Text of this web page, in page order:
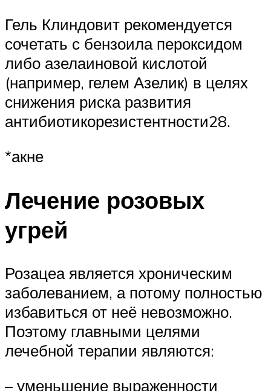
Гель Клиндовит рекомендуется
сочетать с бензоила пероксидом
либо азелаиновой кислотой
(например, гелем Азелик) в целях
снижения риска развития
антибиотикорезистентности28.
*акне
Лечение розовых
угрей
Розацеа является хроническим
заболеванием, а потому полностью
избавиться от неё невозможно.
Поэтому главными целями
лечебной терапии являются:
– уменьшение выраженности